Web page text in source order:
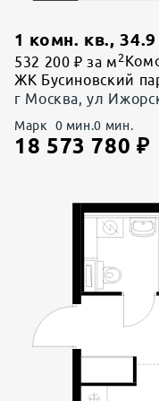
1 комн. кв., 34.9
532 200 ₽ за м 2
ЖК Бусиновский
г Москва, ул
Марк 0 мин.0 мин.
18 573 780 ₽